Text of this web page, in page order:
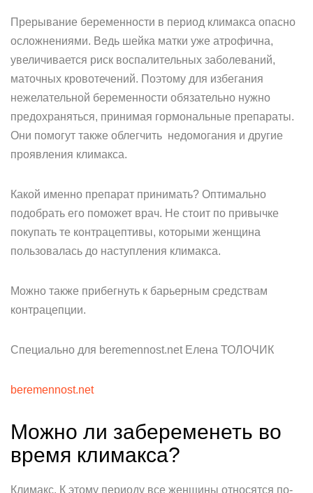
Прерывание беременности в период климакса опасно
осложнениями. Ведь шейка матки уже атрофична,
увеличивается риск воспалительных заболеваний,
маточных кровотечений. Поэтому для избегания
нежелательной беременности обязательно нужно
предохраняться, принимая гормональные препараты.
Они помогут также облегчить недомогания и другие
проявления климакса.
Какой именно препарат принимать? Оптимально
подобрать его поможет врач. Не стоит по привычке
покупать те контрацептивы, которыми женщина
пользовалась до наступления климакса.
Можно также прибегнуть к барьерным средствам
контрацепции.
Специально для beremennost.net Елена ТОЛОЧИК
beremennost.net
Можно ли забеременеть во
время климакса?
Климакс. К этому периоду все женщины относятся по-